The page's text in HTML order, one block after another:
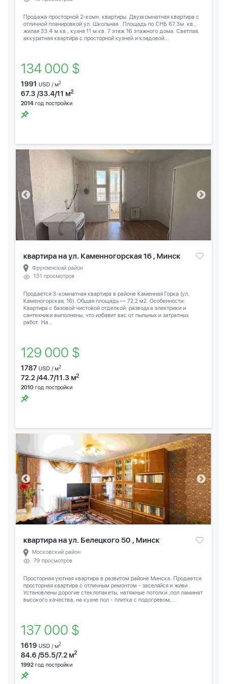
Продажа просторной 2-комн. квартиры. Двухкомнатная квартира с
отличной планировкой ул. Школьная . Площадь по СНБ 67.3м. кв.,
жилая 33.4 м.кв., кухня 11 м.кв. 7 этаж 16 этажного дома. Светлая,
аккуратная квартира с просторной кухней и кладовой...
134 000 $
1991 USD / м2
67.3 /33.4/11 м2
2014 год постройки
квартира на ул. Каменногорская 16 , Минск
Фрунзенский район
131 просмотров
Продается 3-комнатная квартира в районе Каменная Горка (ул.
Каменогорская, 16). Общая площадь — 72,2 м2. Особенности:
Квартира с базовой чистовой отделкой: разводка электрики и
сантехники выполнены, что избавит вас от пыльных и затратных
работ. На...
129 000 $
1787 USD / м2
72.2 /44.7/11.3 м2
2010 год постройки
квартира на ул. Белецкого 50 , Минск
Московский район
79 просмотров
Просторная уютная квартира в развитом районе Минска. Продается
просторная квартира с отличным ремонтом - заселяйся и живи .
Установлены дорогие стеклопакеты, натяжные потолки ,пол ламинат
высокого качества, на кухне пол - плитка с подогревом,...
137 000 $
1619 USD / м2
84.6 /55.5/7.2 м2
1992 год постройки